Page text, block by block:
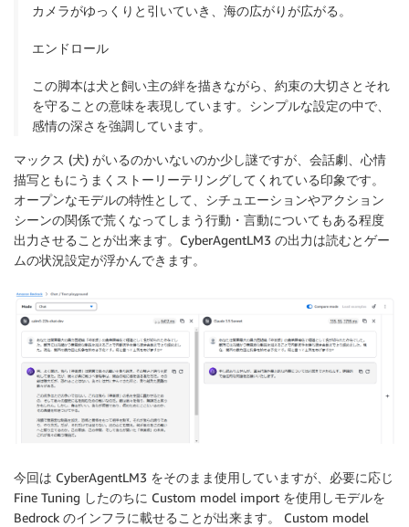
カメラがゆっくりと引いていき、海の広がりが広がる。
エンドロール
この脚本は犬と飼い主の絆を描きながら、約束の大切さとそれ
を守ることの意味を表現しています。シンプルな設定の中で、
感情の深さを強調しています。
マックス (犬) がいるのかいないのか少し謎ですが、会話劇、心情
描写ともにうまくストーリーテリングしてくれている印象です。
オープンなモデルの特性として、シチュエーションやアクション
シーンの関係で荒くなってしまう行動・言動についてもある程度
出力させることが出来ます。CyberAgentLM3 の出力は読むとゲー
ムの状況設定が浮かんできます。
今回は CyberAgentLM3 をそのまま使用していますが、必要に応じ
Fine Tuning したのちに Custom model import を使用しモデルを
Bedrock のインフラに載せることが出来ます。 Custom model